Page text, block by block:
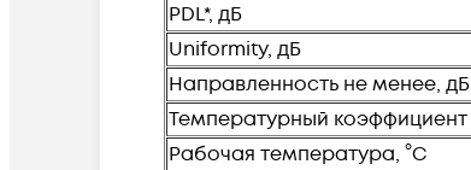
PDL*, дБ
Uniformity, дБ
Направленность не менее, дБ
Температурный коэффициент
Рабочая температура, °С